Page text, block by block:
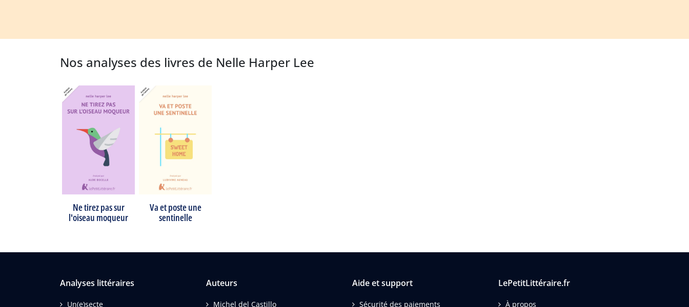
Nos analyses des livres de Nelle Harper Lee
Ne tirez pas sur
l'oiseau moqueur
Va et poste une
sentinelle
Analyses littéraires
Un(e)secte
Auteurs
Michel del Castillo
Aide et support
Sécurité des paiements
LePetitLittéraire.fr
À propos